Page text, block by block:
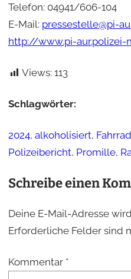
Telefon: 04941/606-104
E-Mail: pressestelle@pi-
http://www.pi-aur.polizei-
Views: 113
Schlagwörter:
2024, alkoholisiert,
Polizeibericht, Promille,
Schreibe einen
Deine E-Mail-Adresse
Erforderliche Felder sind
Kommentar *